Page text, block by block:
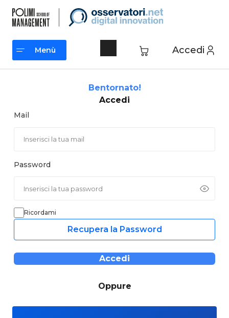
contenuto
Accedi
Menù
Bentornato!
Accedi
Mail
Password
Ricordami
Recupera la Password
Accedi
Oppure